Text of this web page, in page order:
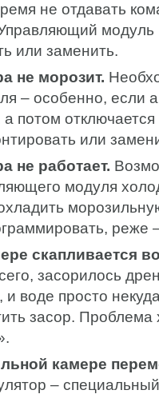
не отдавать
или заменить.
не морозит.
– особенно, если
а потом
или
не работает.
модуля
реже
скапливается
засорилось
воде просто
засор. Проблема
камере
–